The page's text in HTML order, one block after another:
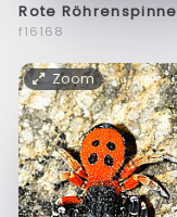
Rote Röhrenspinne
f16168
Zoom